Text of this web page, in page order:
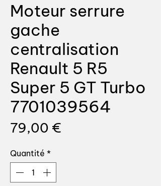
Moteur serrure
gache
centralisation
Renault 5 R5
Super 5 GT Turbo
7701039564
79,00 €
Quantité *